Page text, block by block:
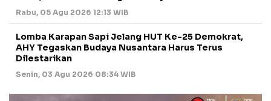
Rabu, 05 Agu 2026 12:13 WIB
Lomba Karapan Sapi Jelang HUT Ke-25 Demokrat,
AHY Tegaskan Budaya Nusantara Harus Terus
Dilestarikan
Senin, 03 Agu 2026 08:34 WIB